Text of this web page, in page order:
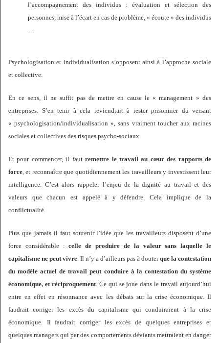
l’accompagnement des individus : évaluation et sélection des
personnes, mise à l’écart en cas de problème, « écoute » des individus
Psychologisation et individualisation s’opposent ainsi à l’approche sociale
et collective.
En ce sens, il ne suffit pas de mettre en cause le « management » des
entreprises. S’en tenir à cela reviendrait à rester prisonnier du versant
« psychologisation/individualisation », sans vraiment toucher aux racines
sociales et collectives des risques psycho-sociaux.
Et pour commencer, il fautremettre le travail au cœur des rapports de
force , et reconnaître que quotidiennement les travailleurs y investissent leur
intelligence. C’est alors rappeler l’enjeu de la dignité au travail et des
valeurs que chacun est appelé à y défendre. Cela implique de la
conflictualité.
Plus que jamais il faut soutenir l’idée que les travailleurs disposent d’une
force considérable :celle de produire de la valeur sans laquelle le
capitalisme ne peut vivre . Il n’y a d’ailleurs pas à douterque la contestation
du modèle actuel de travail peut conduire à la contestation du système
économique, et réciproquement. Ce qui se joue dans le travail aujourd’hui
entre en effet en résonnance avec les débats sur la crise économique. Il
faudrait corriger les excès du capitalisme qui conduiraient à la crise
économique. Il faudrait corriger les excès de quelques entreprises et
quelques managers qui par des comportements déviants mettraient en danger